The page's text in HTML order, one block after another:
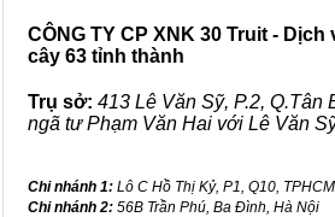
CÔNG TY CP XNK 30 Truit -
cây 63 tỉnh thành
Trụ sở: 413 Lê Văn Sỹ, P.2, Q.Tân
ngã tư Phạm Văn Hai với Lê Văn
Chi nhánh 1: Lô C Hồ Thị Kỷ, P1, Q10, TPHCM
Chi nhánh 2: 56B Trần Phú, Ba Đình, Hà Nội